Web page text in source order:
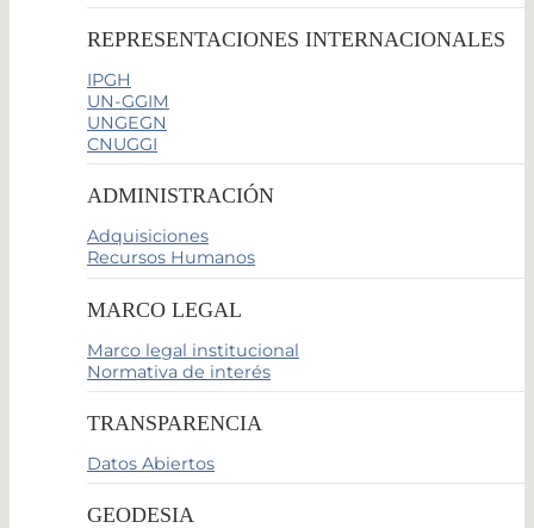
REPRESENTACIONES INTERNACIONALES
IPGH
UN-GGIM
UNGEGN
CNUGGI
ADMINISTRACIÓN
Adquisiciones
Recursos Humanos
MARCO LEGAL
Marco legal institucional
Normativa de interés
TRANSPARENCIA
Datos Abiertos
GEODESIA